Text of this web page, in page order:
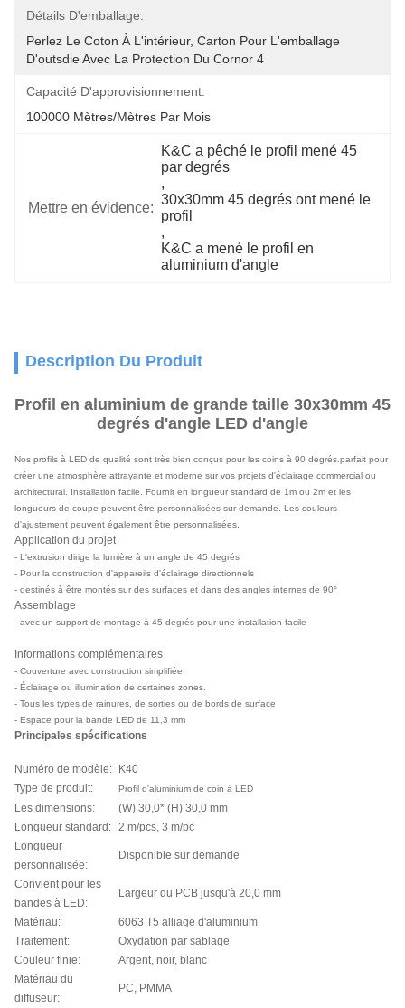
Détails D'emballage:
Perlez Le Coton À L'intérieur, Carton Pour L'emballage
D'outsdie Avec La Protection Du Cornor 4
Capacité D'approvisionnement:
100000 Mètres/mètres Par Mois
Mettre en évidence:
K&C a pêché le profil mené 45
par degrés
,
30x30mm 45 degrés ont mené le
profil
,
K&C a mené le profil en
aluminium d'angle
Description Du Produit
Profil en aluminium de grande taille 30x30mm 45
degrés d'angle LED d'angle
Nos profils à LED de qualité sont très bien conçus pour les coins à 90 degrés.parfait pour
créer une atmosphère attrayante et moderne sur vos projets d'éclairage commercial ou
architectural. Installation facile. Fournit en longueur standard de 1m ou 2m et les
longueurs de coupe peuvent être personnalisées sur demande. Les couleurs
d'ajustement peuvent également être personnalisées.
Application du projet
- L'extrusion dirige la lumière à un angle de 45 degrés
- Pour la construction d'appareils d'éclairage directionnels
- destinés à être montés sur des surfaces et dans des angles internes de 90°
Assemblage
- avec un support de montage à 45 degrés pour une installation facile
Informations complémentaires
- Couverture avec construction simplifiée
- Éclairage ou illumination de certaines zones.
- Tous les types de rainures, de sorties ou de bords de surface
- Espace pour la bande LED de 11,3 mm
Principales spécifications
Numéro de modèle:
K40
Type de produit:
Profil d'aluminium de coin à LED
Les dimensions:
(W) 30,0* (H) 30,0 mm
Longueur standard: 2 m/pcs, 3 m/pc
Longueur
personnalisée:
Disponible sur demande
Convient pour les
bandes à LED:
Largeur du PCB jusqu'à 20,0 mm
Matériau:
6063 T5 alliage d'aluminium
Traitement:
Oxydation par sablage
Couleur finie:
Argent, noir, blanc
Matériau du
diffuseur:
PC, PMMA